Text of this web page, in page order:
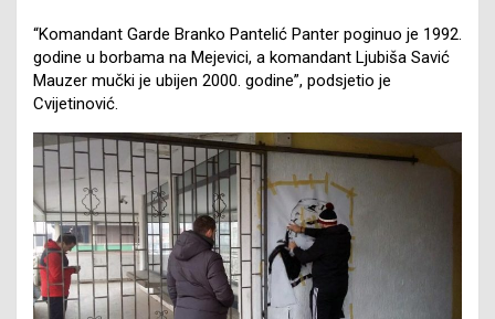
“Komandant Garde Branko Pantelić Panter poginuo je 1992.
godine u borbama na Mejevici, a komandant Ljubiša Savić
Mauzer mučki je ubijen 2000. godine”, podsjetio je
Cvijetinović.